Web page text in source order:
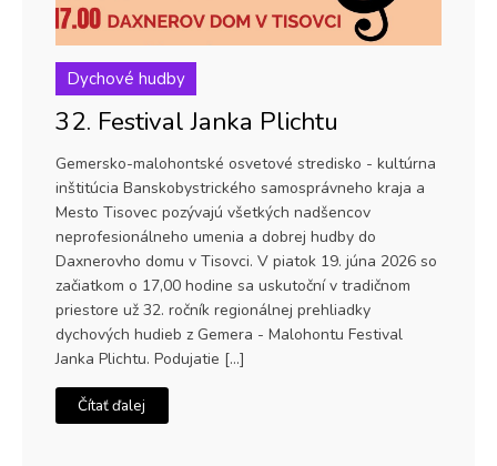
Dychové hudby
32. Festival Janka Plichtu
Gemersko-malohontské osvetové stredisko - kultúrna
inštitúcia Banskobystrického samosprávneho kraja a
Mesto Tisovec pozývajú všetkých nadšencov
neprofesionálneho umenia a dobrej hudby do
Daxnerovho domu v Tisovci. V piatok 19. júna 2026 so
začiatkom o 17,00 hodine sa uskutoční v tradičnom
priestore už 32. ročník regionálnej prehliadky
dychových hudieb z Gemera - Malohontu Festival
Janka Plichtu. Podujatie […]
Čítať ďalej